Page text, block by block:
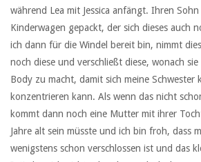
während Lea mit Jessica anfängt. Ihren
Kinderwagen gepackt, der sich dieses auch
ich dann für die Windel bereit bin, nimmt
noch diese und verschließt diese, wonach
Body zu macht, damit sich meine Schwester
konzentrieren kann. Als wenn das nicht
kommt dann noch eine Mutter mit ihrer
Jahre alt sein müsste und ich bin froh, dass
wenigstens schon verschlossen ist und das